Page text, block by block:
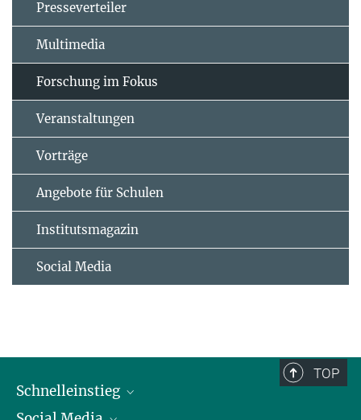
Presseverteiler
Multimedia
Forschung im Fokus
Veranstaltungen
Vorträge
Angebote für Schulen
Institutsmagazin
Social Media
TOP
Schnelleinstieg